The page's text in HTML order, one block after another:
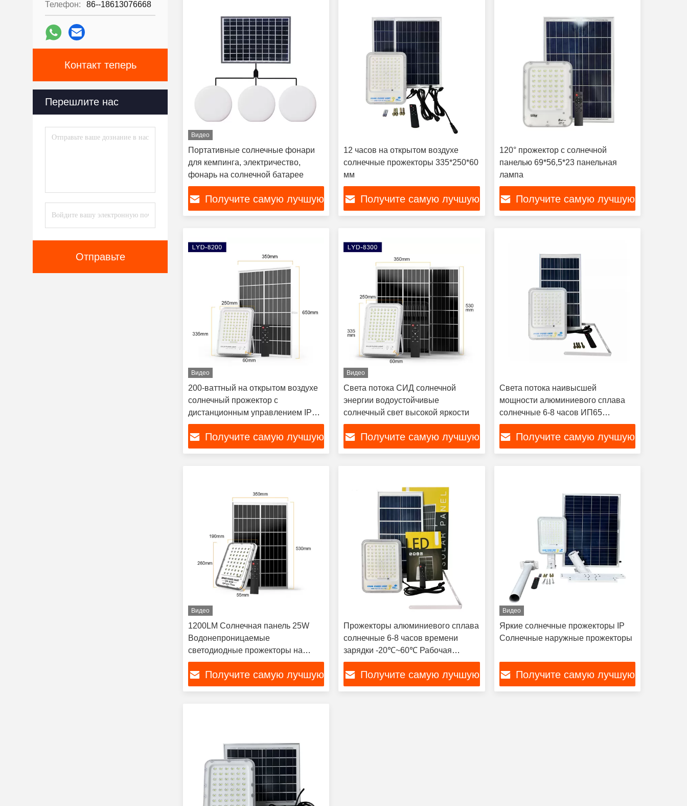
Телефон: 86--18613076668
Контакт теперь
Перешлите нас
Отправьте
Видео
Портативные солнечные фонари
для кемпинга, электричество,
фонарь на солнечной батарее
Получите самую лучшую
12 часов на открытом воздухе
солнечные прожекторы 335*250*60
мм
Получите самую лучшую
120° прожектор с солнечной
панелью 69*56,5*23 панельная
лампа
Получите самую лучшую
Видео
200-ваттный на открытом воздухе
солнечный прожектор с
дистанционным управлением IP66
светодиодный прожектор
Получите самую лучшую
Видео
Света потока СИД солнечной
энергии водоустойчивые
солнечный свет высокой яркости
Получите самую лучшую
Света потока наивысшей
мощности алюминиевого сплава
солнечные 6-8 часов ИП65
водоустойчивые
Получите самую лучшую
Видео
1200LM Солнечная панель 25W
Водонепроницаемые
светодиодные прожекторы на
солнечной энергии LYD-8150
Получите самую лучшую
Прожекторы алюминиевого сплава
солнечные 6-8 часов времени
зарядки -20℃~60℃ Рабочая
температура
Получите самую лучшую
Видео
Яркие солнечные прожекторы IP
Солнечные наружные прожекторы
Получите самую лучшую